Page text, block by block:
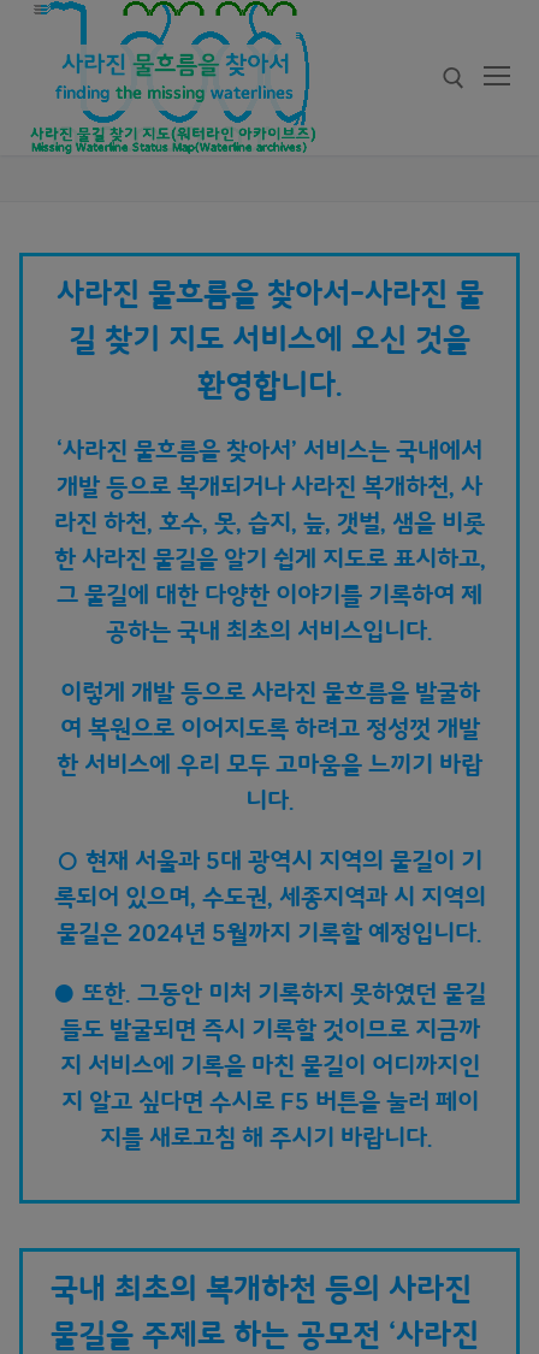
사라진 물흐름을 찾아서-사라진 물
길 찾기 지도 서비스에 오신 것을
환영합니다.
‘사라진 물흐름을 찾아서’ 서비스는 국내에서
개발 등으로 복개되거나 사라진 복개하천, 사
라진 하천, 호수, 못, 습지, 늪, 갯벌, 샘을 비롯
한 사라진 물길을 알기 쉽게 지도로 표시하고,
그 물길에 대한 다양한 이야기를 기록하여 제
공하는 국내 최초의 서비스입니다.
이렇게 개발 등으로 사라진 물흐름을 발굴하
여 복원으로 이어지도록 하려고 정성껏 개발
한 서비스에 우리 모두 고마움을 느끼기 바랍
니다.
○ 현재 서울과 5대 광역시 지역의 물길이 기
록되어 있으며, 수도권, 세종지역과 시 지역의
물길은 2024년 5월까지 기록할 예정입니다.
● 또한. 그동안 미처 기록하지 못하였던 물길
들도 발굴되면 즉시 기록할 것이므로 지금까
지 서비스에 기록을 마친 물길이 어디까지인
지 알고 싶다면 수시로 F5 버튼을 눌러 페이
지를 새로고침 해 주시기 바랍니다.
국내 최초의 복개하천 등의 사라진
물길을 주제로 하는 공모전 ‘사라진